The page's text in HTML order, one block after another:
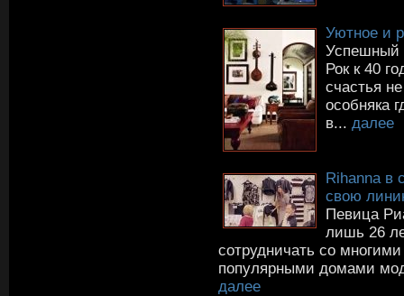
Уютное и
Успешный
Рок к 40
счастья
особняка
в... далее
Rihanna в
свою
Певица
лишь 26
сотрудничать со
популярными домами
далее